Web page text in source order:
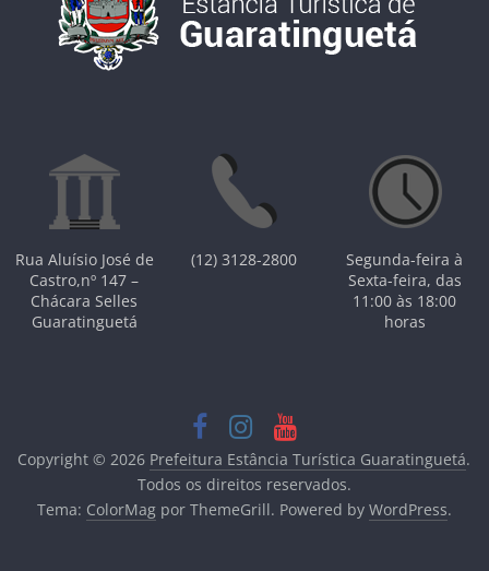
Rua Aluísio José de
Castro,nº 147 –
Chácara Selles
Guaratinguetá
(12) 3128-2800
Segunda-feira à
Sexta-feira, das
11:00 às 18:00
horas
Copyright © 2026 Prefeitura Estância Turística Guaratinguetá.
Todos os direitos reservados.
Tema: ColorMagpor ThemeGrill. Powered by WordPress.